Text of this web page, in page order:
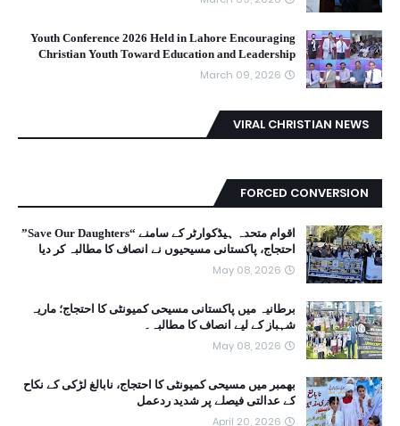
Youth Conference 2026 Held in Lahore Encouraging
Christian Youth Toward Education and Leadership
March 09, 2026
VIRAL CHRISTIAN NEWS
FORCED CONVERSION
اقوام متحدہ ہیڈکوارٹر کے سامنے “Save Our Daughters”
احتجاج، پاکستانی مسیحیوں نے انصاف کا مطالبہ کر دیا
May 08, 2026
برطانیہ میں پاکستانی مسیحی کمیونٹی کا احتجاج؛ ماریہ
شہباز کے لیے انصاف کا مطالبہ۔
May 08, 2026
بھمبر میں مسیحی کمیونٹی کا احتجاج، نابالغ لڑکی کے نکاح
کے عدالتی فیصلے پر شدید ردعمل
April 20, 2026